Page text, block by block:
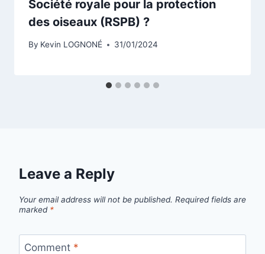
Société royale pour la protection
des oiseaux (RSPB) ?
By Kevin LOGNONÉ 31/01/2024
Leave a Reply
Your email address will not be published. Required fields are
marked *
Comment *